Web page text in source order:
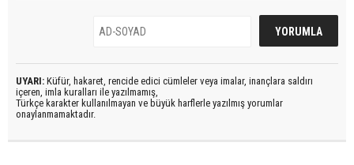
UYARI: Küfür, hakaret, rencide edici cümleler veya imalar, inançlara saldırı
içeren, imla kuralları ile yazılmamış,
Türkçe karakter kullanılmayan ve büyük harflerle yazılmış yorumlar
onaylanmamaktadır.